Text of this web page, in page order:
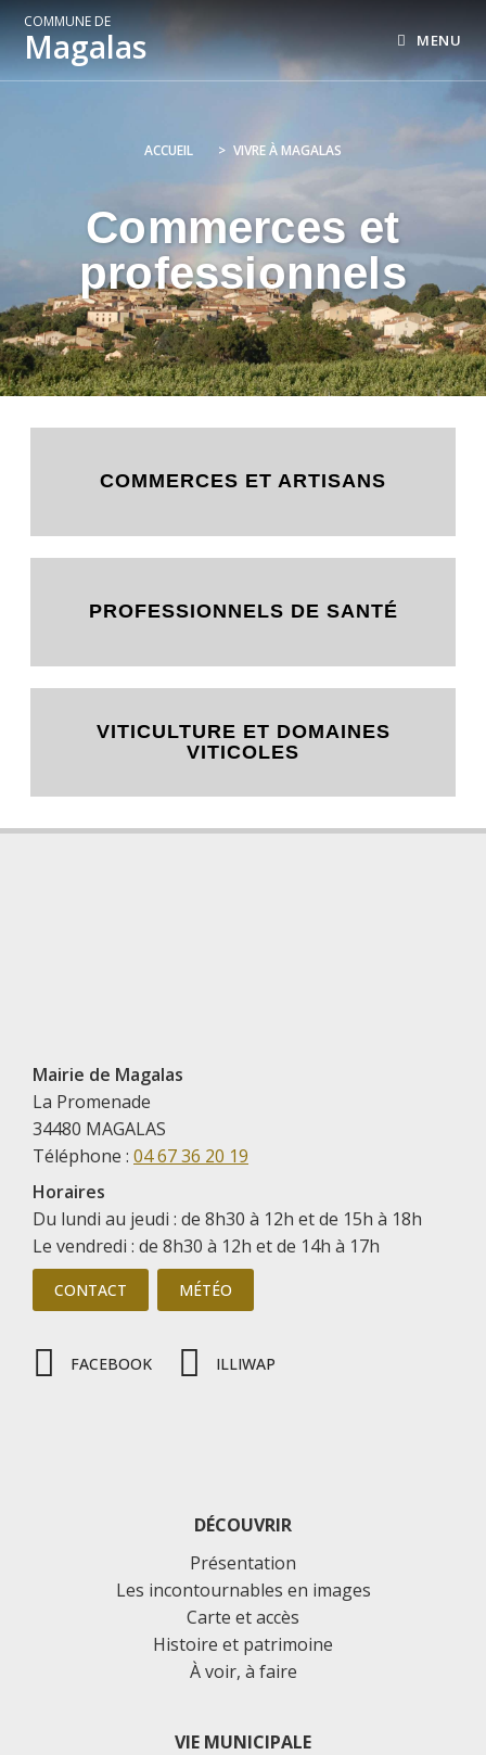
COMMUNE DE
Magalas MENU
ACCUEIL > VIVRE À MAGALAS
Commerces et
professionnels
COMMERCES ET ARTISANS
PROFESSIONNELS DE SANTÉ
VITICULTURE ET DOMAINES
VITICOLES
Mairie de Magalas
La Promenade
34480 MAGALAS
Téléphone : 04 67 36 20 19
Horaires
Du lundi au jeudi : de 8h30 à 12h et de 15h à 18h
Le vendredi : de 8h30 à 12h et de 14h à 17h
CONTACT MÉTÉO
FACEBOOK ILLIWAP
DÉCOUVRIR
Présentation
Les incontournables en images
Carte et accès
Histoire et patrimoine
À voir, à faire
VIE MUNICIPALE